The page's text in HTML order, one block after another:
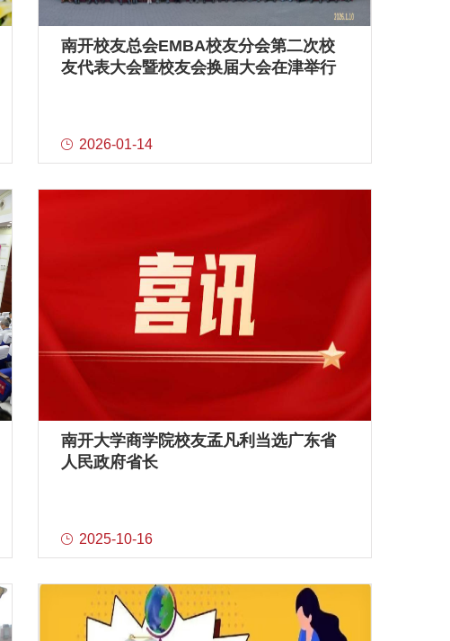
南开校友总会EMBA校友分会第二次校
友代表大会暨校友会换届大会在津举行
2026-01-14
南开大学商学院校友孟凡利当选广东省
人民政府省长
2025-10-16